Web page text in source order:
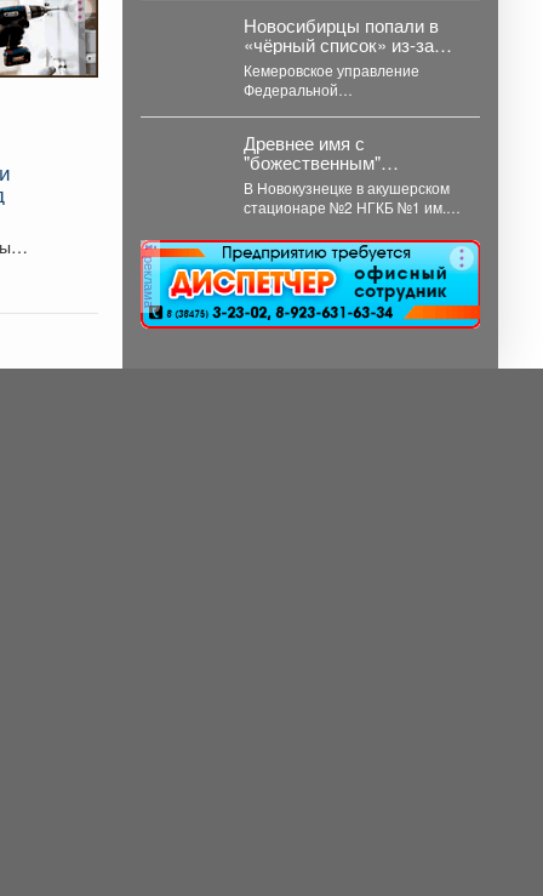
летний местный житель....
Новосибирцы попали в
«чёрный список» из‑за
срыва ремонта дорог
Прокопьевска
Кемеровское управление
Федеральной
компанию ООО «Сибдорстрой»
в реестр недобросовестных
поставщиков. Речь...
Древнее имя с
"божественным"
смыслом резко набирает
популярность в
Кузбассе: 11 малышей за
месяц
В Новокузнецке в акушерском
стационаре №2 НГКБ №1 им.
июля. ...
реклама